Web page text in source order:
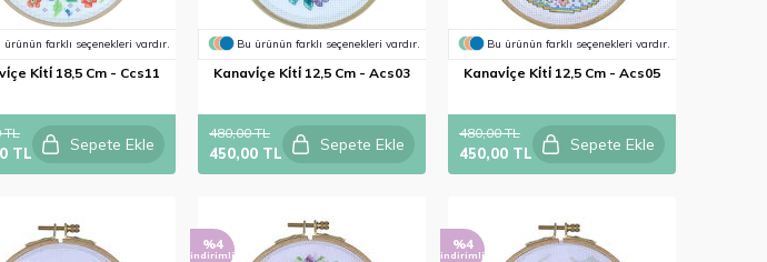
ürünün farklı seçenekleri vardır.
Ki̇ti̇ 18,5 Cm - Ccs11
TL
TL Sepete Ekle
Bu ürünün farklı seçenekleri vardır.
Kanavi̇çe Ki̇ti̇ 12,5 Cm - Acs03
480,00 TL
450,00 TL Sepete Ekle
Bu ürünün farklı seçenekleri vardır.
Kanavi̇çe Ki̇ti̇ 12,5 Cm - Acs05
480,00 TL
450,00 TL Sepete Ekle
%4
indirimli
%4
indirimli